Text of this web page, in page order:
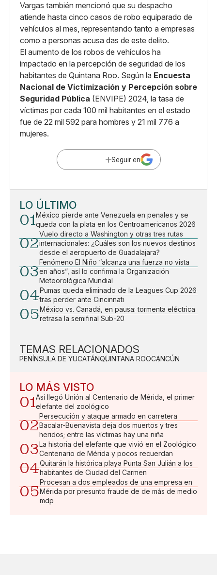
Vargas también mencionó que su despacho
atiende hasta cinco casos de robo equiparado de
vehículos al mes, representando tanto a empresas
como a personas acusa das de este delito.
El aumento de los robos de vehículos ha
impactado en la percepción de seguridad de los
habitantes de Quintana Roo. Según la Encuesta
Nacional de Victimización y Percepción sobre
Seguridad Pública (ENVIPE) 2024, la tasa de
víctimas por cada 100 mil habitantes en el estado
fue de 22 mil 592 para hombres y 21 mil 776 a
mujeres.
Seguir en
LO ÚLTIMO
01México pierde ante Venezuela en penales y se
queda con la plata en los Centroamericanos 2026
02
Vuelo directo a Washington y otras tres rutas
internacionales: ¿Cuáles son los nuevos destinos
desde el aeropuerto de Guadalajara?
03
Fenómeno El Niño “alcanza una fuerza no vista
en años”, así lo confirma la Organización
Meteorológica Mundial
04Pumas queda eliminado de la Leagues Cup 2026
tras perder ante Cincinnati
05México vs. Canadá, en pausa: tormenta eléctrica
retrasa la semifinal Sub-20
TEMAS RELACIONADOS
PENÍNSULA DE YUCATÁNQUINTANA ROOCANCÚN
LO MÁS VISTO
01Así llegó Unión al Centenario de Mérida, el primer
elefante del zoológico
02
Persecución y ataque armado en carretera
Bacalar-Buenavista deja dos muertos y tres
heridos; entre las víctimas hay una niña
03La historia del elefante que vivió en el Zoológico
Centenario de Mérida y pocos recuerdan
04Quitarán la histórica playa Punta San Julián a los
habitantes de Ciudad del Carmen
05
Procesan a dos empleados de una empresa en
Mérida por presunto fraude de de más de medio
mdp